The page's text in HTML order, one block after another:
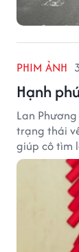
PHIM ẢNH
Hạnh
Lan
trạng thái
giúp cô tìm